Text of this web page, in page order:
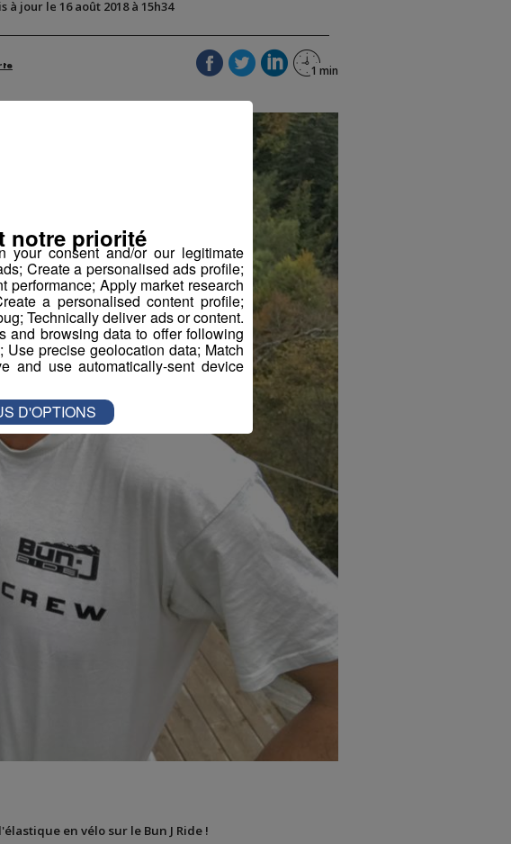
à jour le 16 août 2018 à 15h34
en vélo sur le Bun J Ride !
consent and/or our legitimate
Create a personalised ads profile;
performance; Apply market research
a personalised content profile;
Technically deliver ads or content.
and browsing data to offer following
precise geolocation data; Match
and use automatically-sent device
notre priorité
D'OPTIONS